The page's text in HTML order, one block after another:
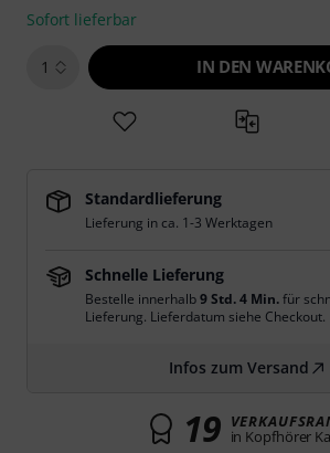
Sofort lieferbar
1 IN DEN
Standardlieferung
Lieferung in ca. 1-3 Werktagen
Schnelle Lieferung
Bestelle innerhalb9 Std. 4 Min.für
Lieferung. Lieferdatum siehe Checkout.
Infos zum Versand
19 in Kopfhörer